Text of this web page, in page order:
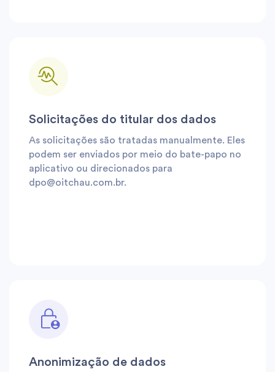
Solicitações do titular dos dados
As solicitações são tratadas manualmente. Eles
podem ser enviados por meio do bate-papo no
aplicativo ou direcionados para
dpo@oitchau.com.br.
Anonimização de dados